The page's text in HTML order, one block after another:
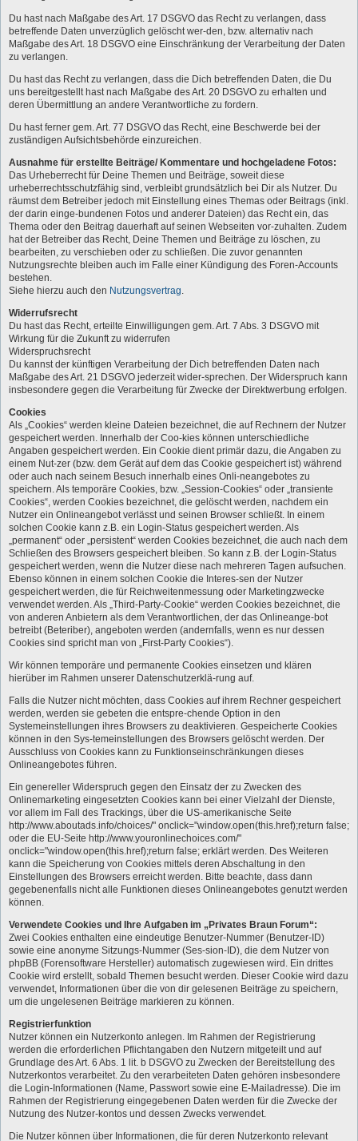
Du hast nach Maßgabe des Art. 17 DSGVO das Recht zu verlangen, dass
betreffende Daten unverzüglich gelöscht wer-den, bzw. alternativ nach
Maßgabe des Art. 18 DSGVO eine Einschränkung der Verarbeitung der Daten
zu verlangen.
Du hast das Recht zu verlangen, dass die Dich betreffenden Daten, die Du
uns bereitgestellt hast nach Maßgabe des Art. 20 DSGVO zu erhalten und
deren Übermittlung an andere Verantwortliche zu fordern.
Du hast ferner gem. Art. 77 DSGVO das Recht, eine Beschwerde bei der
zuständigen Aufsichtsbehörde einzureichen.
Ausnahme für erstellte Beiträge/ Kommentare und hochgeladene Fotos:
Das Urheberrecht für Deine Themen und Beiträge, soweit diese
urheberrechtsschutzfähig sind, verbleibt grundsätzlich bei Dir als Nutzer. Du
räumst dem Betreiber jedoch mit Einstellung eines Themas oder Beitrags (inkl.
der darin einge-bundenen Fotos und anderer Dateien) das Recht ein, das
Thema oder den Beitrag dauerhaft auf seinen Webseiten vor-zuhalten. Zudem
hat der Betreiber das Recht, Deine Themen und Beiträge zu löschen, zu
bearbeiten, zu verschieben oder zu schließen. Die zuvor genannten
Nutzungsrechte bleiben auch im Falle einer Kündigung des Foren-Accounts
bestehen.
Siehe hierzu auch den Nutzungsvertrag
Widerrufsrecht
Du hast das Recht, erteilte Einwilligungen gem. Art. 7 Abs. 3 DSGVO mit
Wirkung für die Zukunft zu widerrufen
Widerspruchsrecht
Du kannst der künftigen Verarbeitung der Dich betreffenden Daten nach
Maßgabe des Art. 21 DSGVO jederzeit wider-sprechen. Der Widerspruch kann
insbesondere gegen die Verarbeitung für Zwecke der Direktwerbung erfolgen.
Cookies
Als „Cookies“ werden kleine Dateien bezeichnet, die auf Rechnern der Nutzer
gespeichert werden. Innerhalb der Coo-kies können unterschiedliche
Angaben gespeichert werden. Ein Cookie dient primär dazu, die Angaben zu
einem Nut-zer (bzw. dem Gerät auf dem das Cookie gespeichert ist) während
oder auch nach seinem Besuch innerhalb eines Onli-neangebotes zu
speichern. Als temporäre Cookies, bzw. „Session-Cookies“ oder „transiente
Cookies“, werden Cookies bezeichnet, die gelöscht werden, nachdem ein
Nutzer ein Onlineangebot verlässt und seinen Browser schließt. In einem
solchen Cookie kann z.B. ein Login-Status gespeichert werden. Als
„permanent“ oder „persistent“ werden Cookies bezeichnet, die auch nach dem
Schließen des Browsers gespeichert bleiben. So kann z.B. der Login-Status
gespeichert werden, wenn die Nutzer diese nach mehreren Tagen aufsuchen.
Ebenso können in einem solchen Cookie die Interes-sen der Nutzer
gespeichert werden, die für Reichweitenmessung oder Marketingzwecke
verwendet werden. Als „Third-Party-Cookie“ werden Cookies bezeichnet, die
von anderen Anbietern als dem Verantwortlichen, der das Onlineange-bot
betreibt (Beteriber), angeboten werden (andernfalls, wenn es nur dessen
Cookies sind spricht man von „First-Party Cookies“).
Wir können temporäre und permanente Cookies einsetzen und klären
hierüber im Rahmen unserer Datenschutzerklä-rung auf.
Falls die Nutzer nicht möchten, dass Cookies auf ihrem Rechner gespeichert
werden, werden sie gebeten die entspre-chende Option in den
Systemeinstellungen ihres Browsers zu deaktivieren. Gespeicherte Cookies
können in den Sys-temeinstellungen des Browsers gelöscht werden. Der
Ausschluss von Cookies kann zu Funktionseinschränkungen dieses
Onlineangebotes führen.
Ein genereller Widerspruch gegen den Einsatz der zu Zwecken des
Onlinemarketing eingesetzten Cookies kann bei einer Vielzahl der Dienste,
vor allem im Fall des Trackings, über die US-amerikanische Seite
http://www.aboutads.info/choices/" onclick="window.open(this.href);return false;
oder die EU-Seite http://www.youronlinechoices.com/"
onclick="window.open(this.href);return false; erklärt werden. Des Weiteren
kann die Speicherung von Cookies mittels deren Abschaltung in den
Einstellungen des Browsers erreicht werden. Bitte beachte, dass dann
gegebenenfalls nicht alle Funktionen dieses Onlineangebotes genutzt werden
können.
Verwendete Cookies und Ihre Aufgaben im „Privates Braun Forum“:
Zwei Cookies enthalten eine eindeutige Benutzer-Nummer (Benutzer-ID)
sowie eine anonyme Sitzungs-Nummer (Ses-sion-ID), die dem Nutzer von
phpBB (Forensoftware Hersteller) automatisch zugewiesen wird. Ein drittes
Cookie wird erstellt, sobald Themen besucht werden. Dieser Cookie wird dazu
verwendet, Informationen über die von dir gelesenen Beiträge zu speichern,
um die ungelesenen Beiträge markieren zu können.
Registrierfunktion
Nutzer können ein Nutzerkonto anlegen. Im Rahmen der Registrierung
werden die erforderlichen Pflichtangaben den Nutzern mitgeteilt und auf
Grundlage des Art. 6 Abs. 1 lit. b DSGVO zu Zwecken der Bereitstellung des
Nutzerkontos verarbeitet. Zu den verarbeiteten Daten gehören insbesondere
die Login-Informationen (Name, Passwort sowie eine E-Mailadresse). Die im
Rahmen der Registrierung eingegebenen Daten werden für die Zwecke der
Nutzung des Nutzer-kontos und dessen Zwecks verwendet.
Die Nutzer können über Informationen, die für deren Nutzerkonto relevant